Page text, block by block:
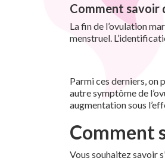
Comment savoir
La fin de l’ovulation
menstruel.
Parmi ces derniers, on
autre symptôme de
augmentation sous
Comment
Vous souhaitez savoir